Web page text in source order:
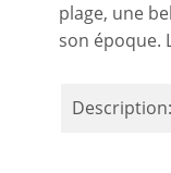
plage, une
son époque.
Description: